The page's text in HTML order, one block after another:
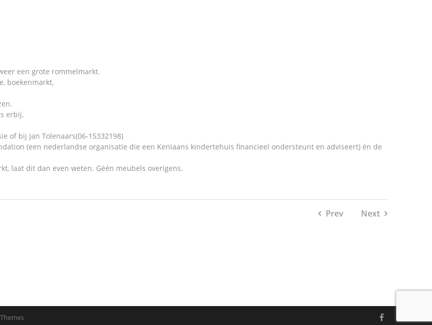
een grote rommelmarkt.
boekenmarkt,
erbij.
of bij Jan Tolenaars(06-15332198)
(een nederlandse organisatie die een Keniaans kindertehuis financieel ondersteunt en adviseert) én de
laat dit dan even weten. Géén meubels overigens.
Prev Next